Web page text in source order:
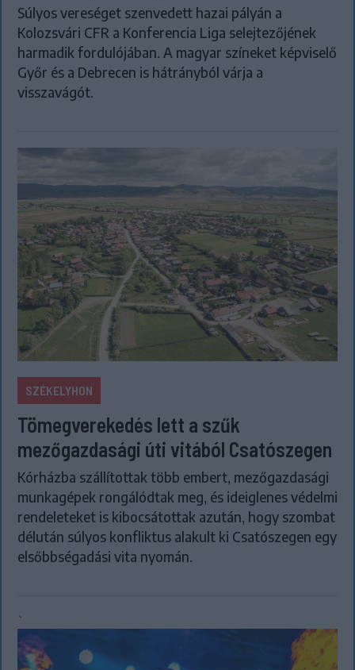
Súlyos vereséget szenvedett hazai pályán a
Kolozsvári CFR a Konferencia Liga selejtezőjének
harmadik fordulójában. A magyar színeket képviselő
Győr és a Debrecen is hátrányból várja a
visszavágót.
SZÉKELYHON
Tömegverekedés lett a szűk
mezőgazdasági úti vitából Csatószegen
Kórházba szállítottak több embert, mezőgazdasági
munkagépek rongálódtak meg, és ideiglenes védelmi
rendeleteket is kibocsátottak azután, hogy szombat
délután súlyos konfliktus alakult ki Csatószegen egy
elsőbbségadási vita nyomán.
`